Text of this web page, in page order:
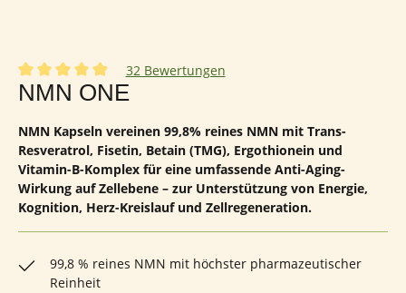
Durchschnittliche Bewertung von 4.88 von 5 Sternen
32 Bewertungen
NMN ONE
NMN Kapseln vereinen 99,8% reines NMN mit Trans-
Resveratrol, Fisetin, Betain (TMG), Ergothionein und
Vitamin-B-Komplex für eine umfassende Anti-Aging-
Wirkung auf Zellebene – zur Unterstützung von Energie,
Kognition, Herz-Kreislauf und Zellregeneration.
99,8 % reines NMN mit höchster pharmazeutischer
Reinheit